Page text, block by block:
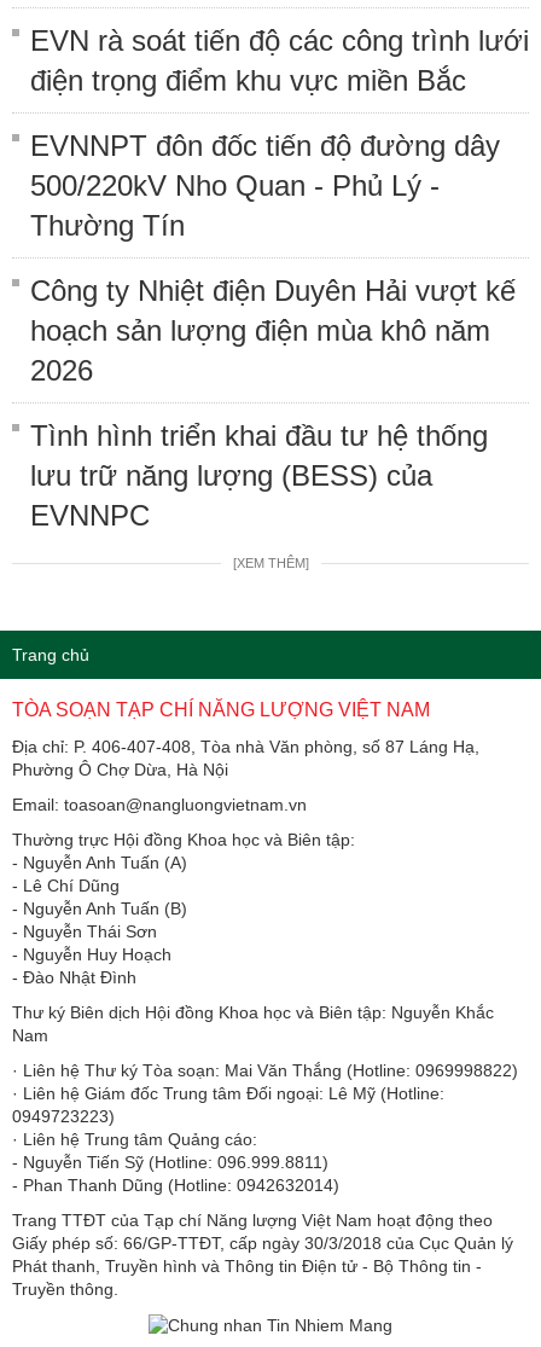
EVN rà soát tiến độ các công trình lưới
điện trọng điểm khu vực miền Bắc
EVNNPT đôn đốc tiến độ đường dây
500/220kV Nho Quan - Phủ Lý -
Thường Tín
Công ty Nhiệt điện Duyên Hải vượt kế
hoạch sản lượng điện mùa khô năm
2026
Tình hình triển khai đầu tư hệ thống
lưu trữ năng lượng (BESS) của
EVNNPC
[XEM THÊM]
Trang chủ
TÒA SOẠN TẠP CHÍ NĂNG LƯỢNG VIỆT NAM
Địa chỉ: P. 406-407-408, Tòa nhà Văn phòng, số 87 Láng Hạ,
Phường Ô Chợ Dừa, Hà Nội
Email: toasoan@nangluongvietnam.vn
Thường trực Hội đồng Khoa học và Biên tập:
​​​​​​- Nguyễn Anh Tuấn (A)
- Lê Chí Dũng
- Nguyễn Anh Tuấn (B)
- Nguyễn Thái Sơn
- Nguyễn Huy Hoạch
- Đào Nhật Đình
Thư ký Biên dịch Hội đồng Khoa học và Biên tập: Nguyễn Khắc
Nam
· Liên hệ Thư ký Tòa soạn: Mai Văn Thắng (Hotline: 0969998822)
· Liên hệ Giám đốc Trung tâm Đối ngoại: Lê Mỹ (Hotline:
0949723223)
· Liên hệ Trung tâm Quảng cáo:
- Nguyễn Tiến Sỹ (Hotline: 096.999.8811)
- Phan Thanh Dũng (Hotline: 0942632014)
Trang TTĐT của Tạp chí Năng lượng Việt Nam hoạt động theo
Giấy phép số: 66/GP-TTĐT, cấp ngày 30/3/2018 của Cục Quản lý
Phát thanh, Truyền hình và Thông tin Điện tử - Bộ Thông tin -
Truyền thông.